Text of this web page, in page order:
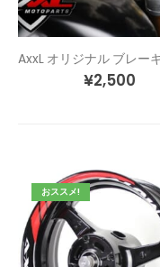
¥2,500
おススメ!